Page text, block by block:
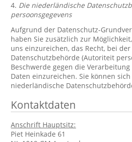
4. Die niederländische
persoonsgegevens
Aufgrund der Datenschutz-
haben Sie zusätzlich zur
uns einzureichen, das Recht, bei
Datenschutzbehörde (Autoriteit
Beschwerde gegen die
Daten einzureichen. Sie können
niederländische
Kontaktdaten
Anschrift Hauptsitz:
Piet Heinkade 61